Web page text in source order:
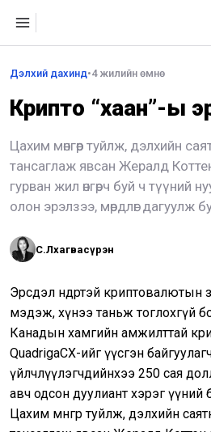
Дэлхий дахинд•4 жилийн өмнө
Крипто “хаан”-ы
Цахим мөнгөөр туйлж, дэлхийн
тансаглаж явсан Жералд
гурван жил өнгөрч буй ч түүний
олон эрэлзээ, мөрдлөг дагуулж
С.Лхагвасүрэн
Эрсдэл өндөртэй криптовалютын
мэдэж, хүнээ таньж тоглохгүй
Канадын хамгийн амжилттай
QuadrigaCX-ийг үүсгэн
үйлчлүүлэгчдийнхээ 250 сая
авч одсон дуулиант хэрэг
Цахим мөнгөөр туйлж, дэлхийн